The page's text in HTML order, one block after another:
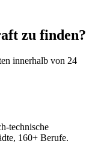
zu finden?
innerhalb von 24
technische
160+ Berufe.